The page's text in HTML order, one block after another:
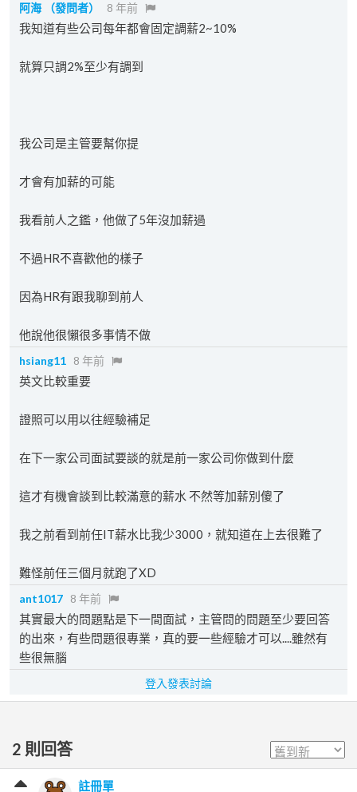
阿海
（發問者） 8 年前
我知道有些公司每年都會固定調薪2~10%
就算只調2%至少有調到
我公司是主管要幫你提
才會有加薪的可能
我看前人之鑑，他做了5年沒加薪過
不過HR不喜歡他的樣子
因為HR有跟我聊到前人
他說他很懶很多事情不做
hsiang11 8 年前
英文比較重要
證照可以用以往經驗補足
在下一家公司面試要談的就是前一家公司你做到什麼
這才有機會談到比較滿意的薪水 不然等加薪別傻了
我之前看到前任IT薪水比我少3000，就知道在上去很難了
難怪前任三個月就跑了XD
ant1017 8 年前
其實最大的問題點是下一間面試，主管問的問題至少要回答
的出來，有些問題很專業，真的要一些經驗才可以....雖然有
些很無腦
登入發表討論
2 則回答
註冊單